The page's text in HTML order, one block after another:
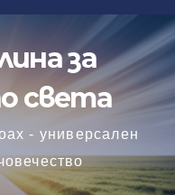
за
света
- универсален